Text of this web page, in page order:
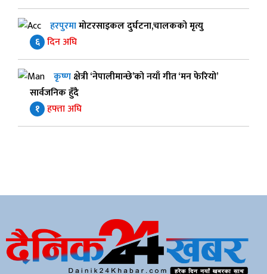
हरपुरमामोटरसाइकल दुर्घटना,चालकको मृत्यु
६ दिन अघि
कृष्णक्षेत्री ‘नेपालीमान्छे’को नयाँ गीत ‘मन फेरियो’
सार्वजनिक हुँदै
१ हफ्ता अघि